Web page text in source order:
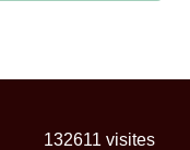
132611 visites